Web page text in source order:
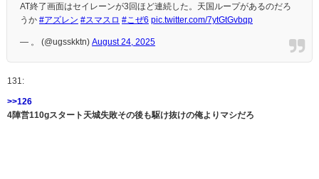
AT終了画面はセイレーンが3回ほど連続した。天国ループがあるのだろ
うか #アズレン #スマスロ #こぜ6 pic.twitter.com/7ytGtGvbqp
— 。 (@ugsskktn) August 24, 2025
131:
>>126
4陣営110gスタート天城失敗その後も駆け抜けの俺よりマシだろ